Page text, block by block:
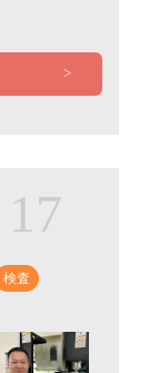
17
検査